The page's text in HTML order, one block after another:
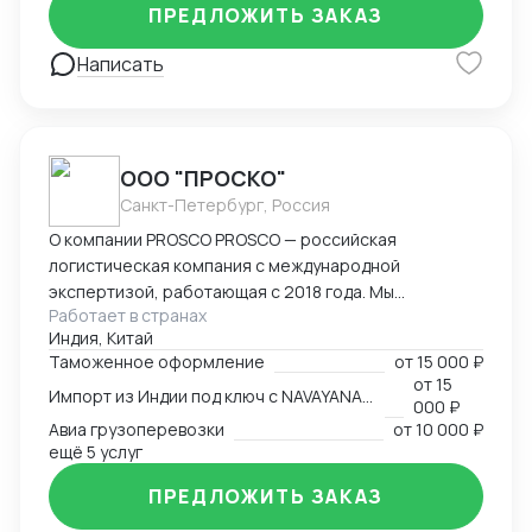
Америки. Знаком со всеми первичными документами
ВЭД.
Написать
ПРЕДЛОЖИТЬ ЗАКАЗ
ООО "ПРОСКО"
Санкт-Петербург, Россия
О компании PROSCO PROSCO — российская
логистическая компания с международной
экспертизой, работающая с 2018 года. Мы
предоставляем полный цикл логистических и
внешнеэкономических услуг: от международных
перевозок и таможенного оформления до
сопровождения и контрактной логистики. Основные
направления работы: международные перевозки
(авиа, авто, море, ж/д); складская логистика и
таможенное оформление; сопровождение ВЭД и
поиск производителей; работа с опасными,
сборными и негабаритными грузами. География
Работает в странах
Индия, Китай
Таможенное оформление
от15 000 ₽
от15
000 ₽
Авиа грузоперевозки
от10 000 ₽
ещё 5 услуг
ПРЕДЛОЖИТЬ ЗАКАЗ